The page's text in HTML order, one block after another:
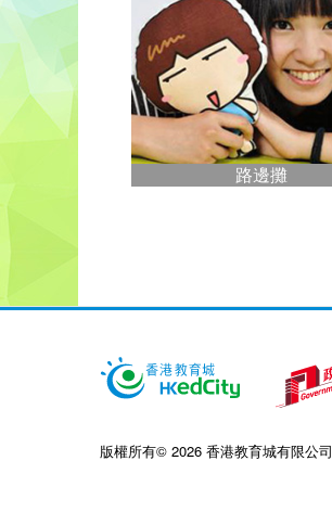
路邊攤
版權所有© 2026 香港教育城有限公司